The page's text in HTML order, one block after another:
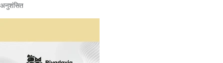
अनुशंसित